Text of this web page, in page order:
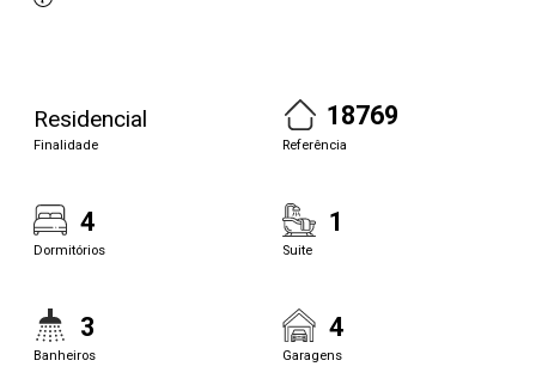
Residencial
Finalidade
18769
Referência
4
Dormitórios
1
Suite
3
Banheiros
4
Garagens